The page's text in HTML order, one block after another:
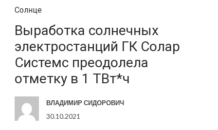
Солнце
Выработка солнечных
электростанций ГК Солар
Системс преодолела
отметку в 1 ТВт*ч
ВЛАДИМИР СИДОРОВИЧ
30.10.2021